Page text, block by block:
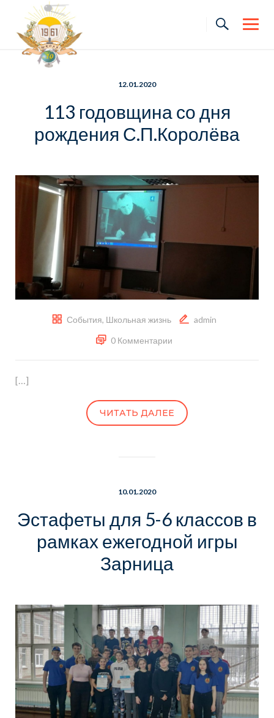
content
12.01.2020
113 годовщина со дня
рождения С.П.Королёва
События, Школьная жизнь
admin
0 Комментарии
[…]
ЧИТАТЬ ДАЛЕЕ
10.01.2020
Эстафеты для 5-6 классов в
рамках ежегодной игры
Зарница